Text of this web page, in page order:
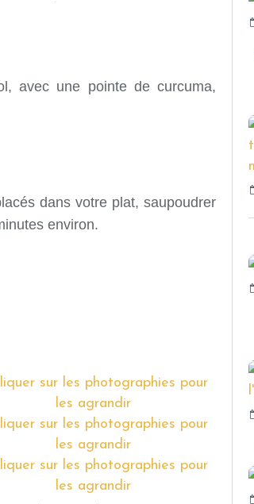
avec une pointe de curcuma,
dans votre plat, saupoudrer
environ.